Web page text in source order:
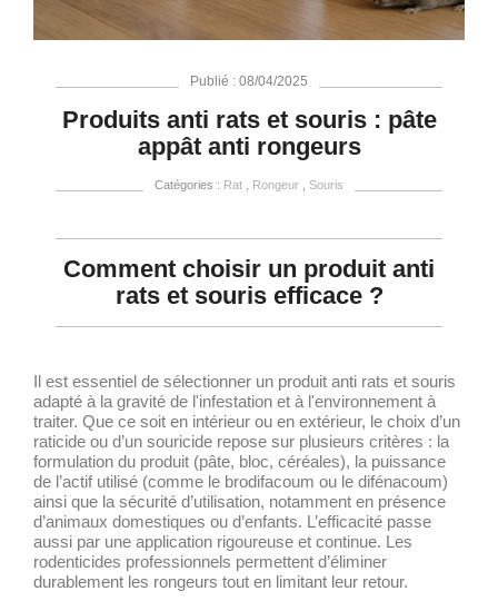
Publié : 08/04/2025
Produits anti rats et souris : pâte
appât anti rongeurs
Catégories : Rat Rongeur Souris
Comment choisir un produit anti
rats et souris efficace ?
Il est essentiel de sélectionner un produit anti rats et souris
adapté à la gravité de l'infestation et à l'environnement à
traiter. Que ce soit en intérieur ou en extérieur, le choix d’un
raticide ou d’un souricide repose sur plusieurs critères : la
formulation du produit (pâte, bloc, céréales), la puissance
de l’actif utilisé (comme le brodifacoum ou le difénacoum)
ainsi que la sécurité d’utilisation, notamment en présence
d’animaux domestiques ou d’enfants. L’efficacité passe
aussi par une application rigoureuse et continue. Les
rodenticides professionnels permettent d’éliminer
durablement les rongeurs tout en limitant leur retour.